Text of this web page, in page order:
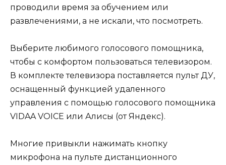
проводили время за обучением или
развлечениями, а не искали, что посмотреть.
Выберите любимого голосового помощника,
чтобы с комфортом пользоваться телевизором.
В комплекте телевизора поставляется пульт ДУ,
оснащенный функцией удаленного
управления с помощью голосового помощника
VIDAA VOICE или Алисы (от Яндекс).
Многие привыкли нажимать кнопку
микрофона на пульте дистанционного